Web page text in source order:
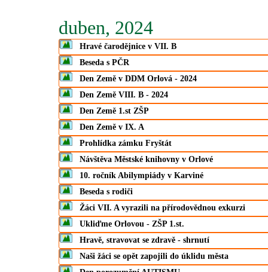
duben, 2024
Hravé čarodějnice v VII. B
Beseda s PČR
Den Země v DDM Orlová - 2024
Den Země VIII. B - 2024
Den Země 1.st ZŠP
Den Země v IX. A
Prohlídka zámku Fryštát
Návštěva Městské knihovny v Orlové
10. ročník Abilympiády v Karviné
Beseda s rodiči
Žáci VII. A vyrazili na přírodovědnou exkurzi
Ukliďme Orlovou - ZŠP 1.st.
Hravě, stravovat se zdravě - shrnutí
Naši žáci se opět zapojili do úklidu města